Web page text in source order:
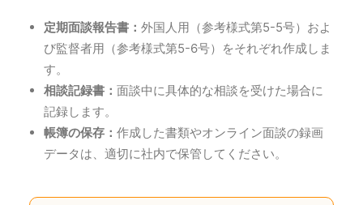
定期面談報告書： 外国人用（参考様式第5-5号）およ
び監督者用（参考様式第5-6号）をそれぞれ作成しま
す。
相談記録書： 面談中に具体的な相談を受けた場合に
記録します。
帳簿の保存： 作成した書類やオンライン面談の録画
データは、適切に社内で保管してください。